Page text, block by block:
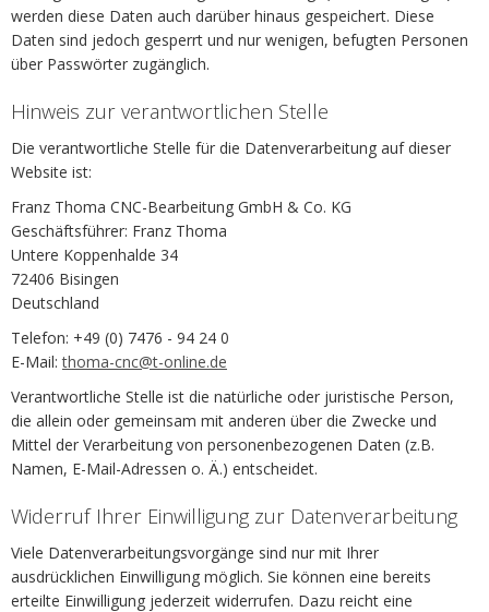
werden diese Daten auch darüber hinaus gespeichert. Diese
Daten sind jedoch gesperrt und nur wenigen, befugten Personen
über Passwörter zugänglich.
Hinweis zur verantwortlichen Stelle
Die verantwortliche Stelle für die Datenverarbeitung auf dieser
Website ist:
Franz Thoma CNC-Bearbeitung GmbH & Co. KG
Geschäftsführer: Franz Thoma
Untere Koppenhalde 34
72406 Bisingen
Deutschland
Telefon: +49 (0) 7476 - 94 24 0
E-Mail:thoma-cnc@t-online.de
Verantwortliche Stelle ist die natürliche oder juristische Person,
die allein oder gemeinsam mit anderen über die Zwecke und
Mittel der Verarbeitung von personenbezogenen Daten (z.B.
Namen, E-Mail-Adressen o. Ä.) entscheidet.
Widerruf Ihrer Einwilligung zur Datenverarbeitung
Viele Datenverarbeitungsvorgänge sind nur mit Ihrer
ausdrücklichen Einwilligung möglich. Sie können eine bereits
erteilte Einwilligung jederzeit widerrufen. Dazu reicht eine